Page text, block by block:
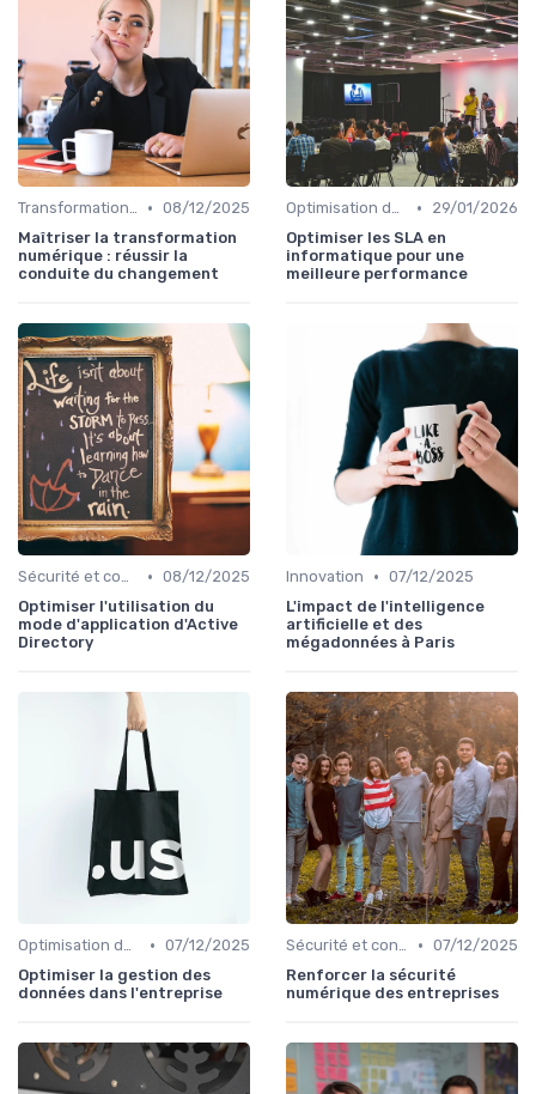
Transformation digitale • 08/12/2025
Maîtriser la transformation
numérique : réussir la
conduite du changement
Optimisation des infrastructures IT •
29/01/2026
Optimiser les SLA en
informatique pour une
meilleure performance
Sécurité et conformité • 08/12/2025
Optimiser l'utilisation du
mode d'application d'Active
Directory
Innovation • 07/12/2025
L'impact de l'intelligence
artificielle et des
mégadonnées à Paris
Optimisation des infrastructures IT • 07/12/2025
Optimiser la gestion des
données dans l'entreprise
Sécurité et conformité • 07/12/2025
Renforcer la sécurité
numérique des entreprises